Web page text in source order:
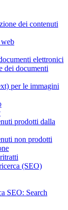
dei contenuti
elettronici
dei documenti
per le immagini
prodotti dalla
non prodotti
(SEO)
SEO: Search